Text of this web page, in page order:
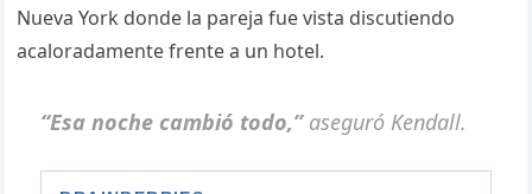
Nueva York donde la pareja fue vista discutiendo
acaloradamente frente a un hotel.
“Esa noche cambió todo,”aseguró Kendall.